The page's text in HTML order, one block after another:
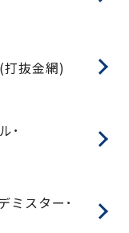
抜金網)
･
ミスター･